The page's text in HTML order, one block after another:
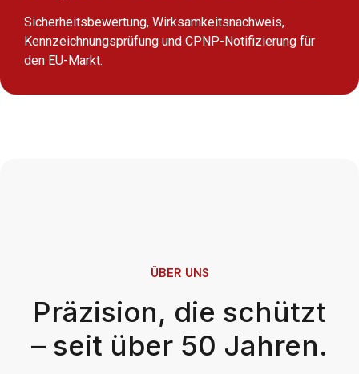
Sicherheitsbewertung, Wirksamkeitsnachweis,
Kennzeichnungsprüfung und CPNP-Notifizierung für
den EU-Markt.
ÜBER UNS
Präzision, die schützt
– seit über 50 Jahren.